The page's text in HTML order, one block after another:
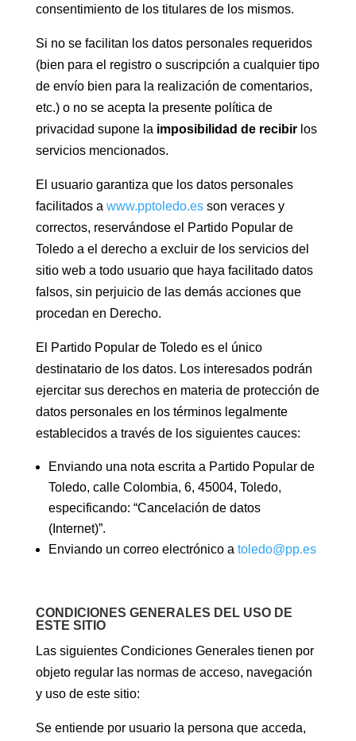
consentimiento de los titulares de los mismos.
Si no se facilitan los datos personales requeridos
(bien para el registro o suscripción a cualquier tipo
de envío bien para la realización de comentarios,
etc.) o no se acepta la presente política de
privacidad supone la imposibilidad de recibirlos
servicios mencionados.
El usuario garantiza que los datos personales
facilitados a www.pptoledo.esson veraces y
correctos, reservándose el Partido Popular de
Toledo a el derecho a excluir de los servicios del
sitio web a todo usuario que haya facilitado datos
falsos, sin perjuicio de las demás acciones que
procedan en Derecho.
El Partido Popular de Toledo es el único
destinatario de los datos. Los interesados podrán
ejercitar sus derechos en materia de protección de
datos personales en los términos legalmente
establecidos a través de los siguientes cauces:
Enviando una nota escrita a Partido Popular de
Toledo, calle Colombia, 6, 45004, Toledo,
especificando: “Cancelación de datos
(Internet)”.
Enviando un correo electrónico a toledo@pp.es
CONDICIONES GENERALES DEL USO DE
ESTE SITIO
Las siguientes Condiciones Generales tienen por
objeto regular las normas de acceso, navegación
y uso de este sitio:
Se entiende por usuario la persona que acceda,